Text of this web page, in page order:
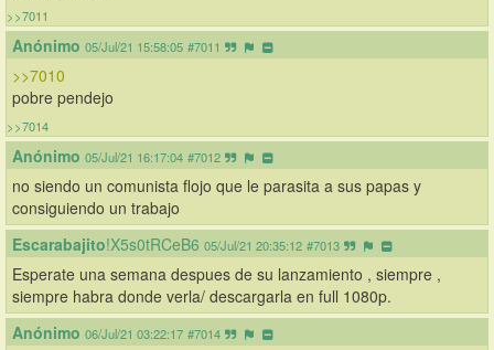
>>7011
Anónimo 05/Jul/21 15:58:05 #7011
>>7010
pobre pendejo
>>7014
Anónimo 05/Jul/21 16:17:04 #7012
no siendo un comunista flojo que le parasita a sus papas y
consiguiendo un trabajo
Escarabajito!X5s0tRCeB6 05/Jul/21 20:35:12 #7013
Esperate una semana despues de su lanzamiento , siempre ,
siempre habra donde verla/ descargarla en full 1080p.
Anónimo 06/Jul/21 03:22:17 #7014